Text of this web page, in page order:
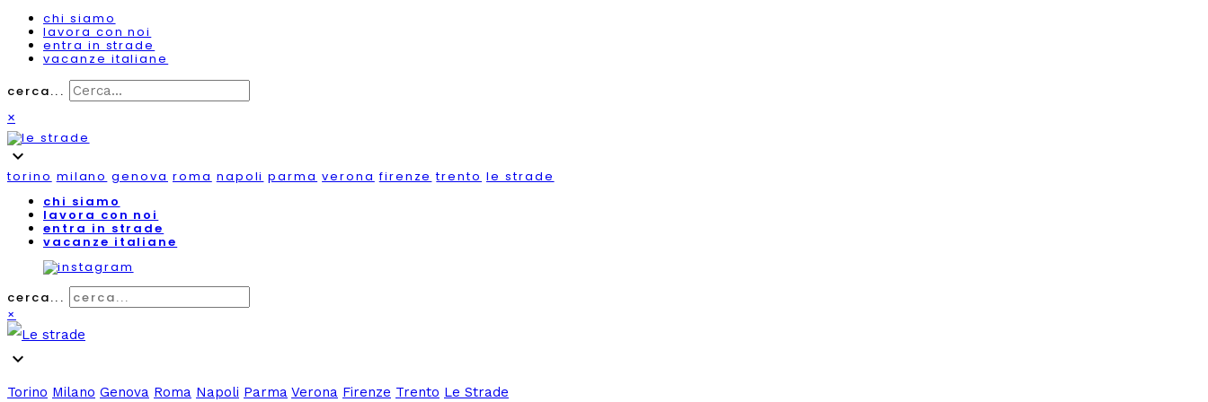
chi siamo
lavora con noi
entra in strade
vacanze italiane
cerca...
×
expand_more
torino milano genova roma napoli parma verona firenze trento le strade
chi siamo
lavora con noi
entra in strade
vacanze italiane
cerca...
×
expand_more
Torino Milano Genova Roma Napoli Parma Verona Firenze Trento Le Strade